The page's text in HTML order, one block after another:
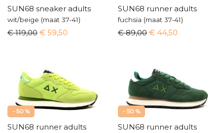
SUN68 sneaker adults
wit/beige (maat 37-41)
€ 119,00 € 59,50
SUN68 runner adults
fuchsia (maat 37-41)
€ 89,00 € 44,50
- 50 %
SUN68 runner adults
- 50 %
SUN68 runner adults